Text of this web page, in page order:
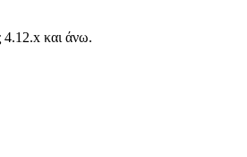
4.12.x και άνω.